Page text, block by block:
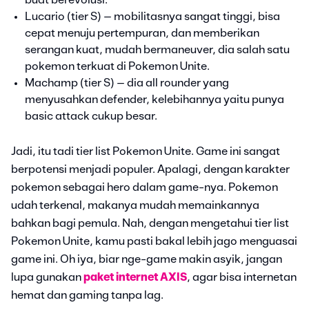
Lucario (tier S) – mobilitasnya sangat tinggi, bisa
cepat menuju pertempuran, dan memberikan
serangan kuat, mudah bermaneuver, dia salah satu
pokemon terkuat di Pokemon Unite.
Machamp (tier S) – dia all rounder yang
menyusahkan defender, kelebihannya yaitu punya
basic attack cukup besar.
Jadi, itu tadi tier list Pokemon Unite. Game ini sangat
berpotensi menjadi populer. Apalagi, dengan karakter
pokemon sebagai hero dalam game-nya. Pokemon
udah terkenal, makanya mudah memainkannya
bahkan bagi pemula. Nah, dengan mengetahui tier list
Pokemon Unite, kamu pasti bakal lebih jago menguasai
game ini. Oh iya, biar nge-game makin asyik, jangan
lupa gunakanpaket internet AXIS, agar bisa internetan
hemat dan gaming tanpa lag.